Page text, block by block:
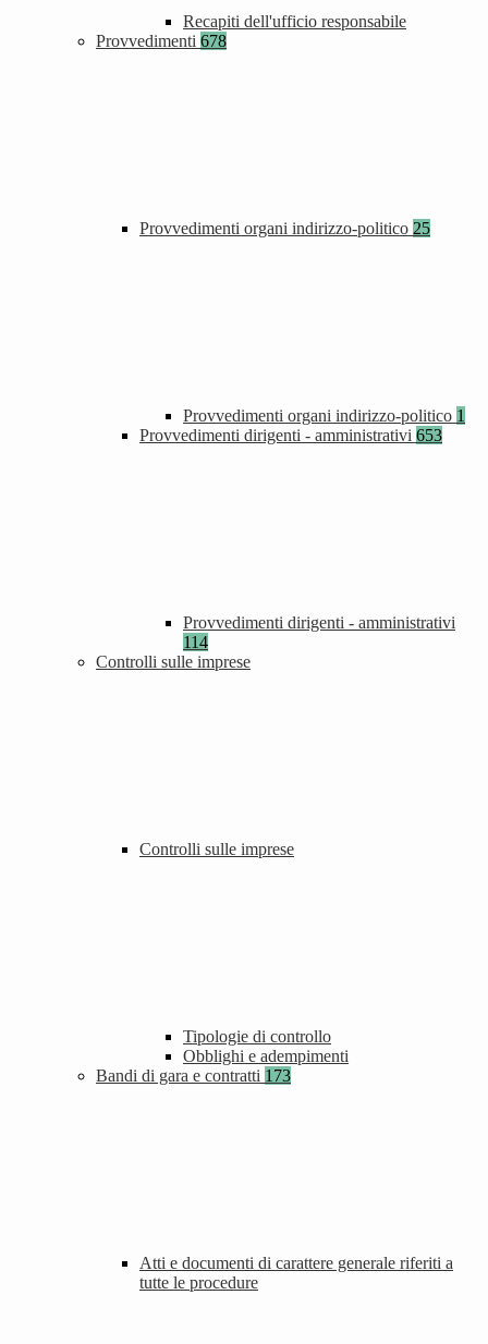
Recapiti dell'ufficio responsabile
Provvedimenti 678
Provvedimenti organi indirizzo-politico 25
Provvedimenti organi indirizzo-politico 1
Provvedimenti dirigenti - amministrativi 653
Provvedimenti dirigenti - amministrativi
114
Controlli sulle imprese
Controlli sulle imprese
Tipologie di controllo
Obblighi e adempimenti
Bandi di gara e contratti 173
Atti e documenti di carattere generale riferiti a
tutte le procedure